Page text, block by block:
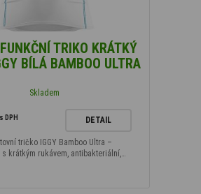
TRIKO KRÁTKÝ
BÍLÁ BAMBOO ULTRA
Skladem
s DPH DETAIL
tričko IGGY Bamboo Ultra –
krátkým rukávem, antibakteriální,…